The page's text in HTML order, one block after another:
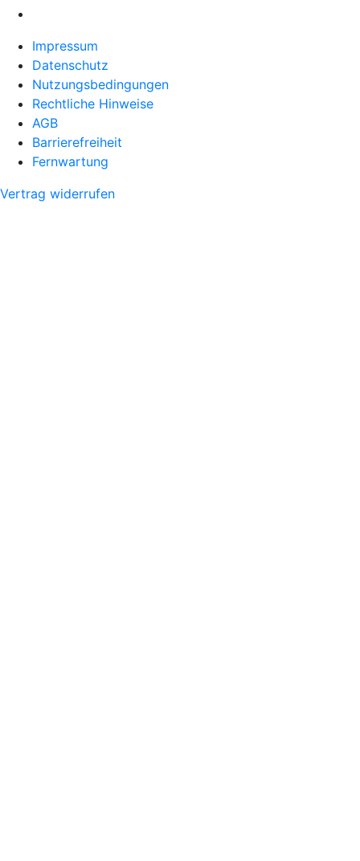
Impressum
Datenschutz
Nutzungsbedingungen
Rechtliche Hinweise
AGB
Barrierefreiheit
Fernwartung
Vertrag widerrufen